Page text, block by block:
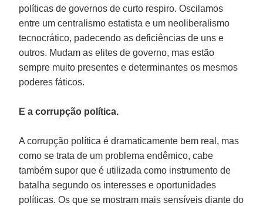
políticas de governos de curto respiro. Oscilamos
entre um centralismo estatista e um neoliberalismo
tecnocrático, padecendo as deficiências de uns e
outros. Mudam as elites de governo, mas estão
sempre muito presentes e determinantes os mesmos
poderes fáticos.
E a corrupção política.
A corrupção política é dramaticamente bem real, mas
como se trata de um problema endêmico, cabe
também supor que é utilizada como instrumento de
batalha segundo os interesses e oportunidades
políticas. Os que se mostram mais sensíveis diante do